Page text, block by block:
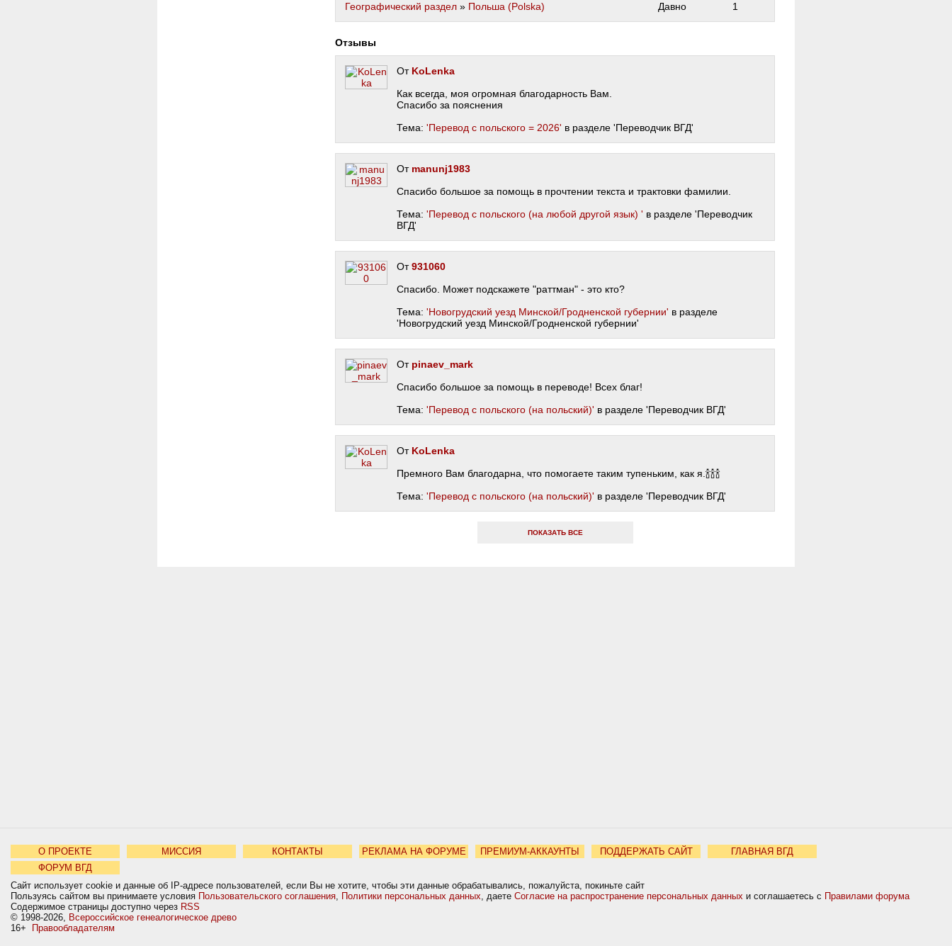
Географический раздел » Польша (Polska) Давно 1
Отзывы
От KoLenka
Как всегда, моя огромная благодарность Вам.
Спасибо за пояснения
Тема: 'Перевод с польского = 2026' в разделе 'Переводчик ВГД'
От manunj1983
Спасибо большое за помощь в прочтении текста и трактовки фамилии.
Тема: 'Перевод с польского (на любой другой язык) ' в разделе 'Переводчик
ВГД'
От931060
Спасибо. Может подскажете "раттман" - это кто?
Тема: 'Новогрудский уезд Минской/Гродненской губернии' в разделе
'Новогрудский уезд Минской/Гродненской губернии'
От pinaev_mark
Спасибо большое за помощь в переводе! Всех благ!
Тема: 'Перевод с польского (на польский)' в разделе 'Переводчик ВГД'
От KoLenka
Премного Вам благодарна, что помогаете таким тупеньким, как я.🍾🍾🍾
Тема: 'Перевод с польского (на польский)' в разделе 'Переводчик ВГД'
ПОКАЗАТЬ ВСЕ
О ПРОЕКТЕ МИССИЯ КОНТАКТЫ РЕКЛАМА НА ФОРУМЕ ПРЕМИУМ-АККАУНТЫ ПОДДЕРЖАТЬ САЙТ
ГЛАВНАЯ ВГД
ФОРУМ ВГД
Сайт использует cookie и данные об IP-адресе пользователей, если Вы не хотите, чтобы эти данные обрабатывались, пожалуйста, покиньте сайт
Пользуясь сайтом вы принимаете условия Пользовательского соглашения, Политики персональных данных, даете Согласие на распространение персональных данных и соглашаетесь с Правилами форума
Содержимое страницы доступно через RSS
© 1998-2026, Всероссийское генеалогическое древо
16+
Правообладателям